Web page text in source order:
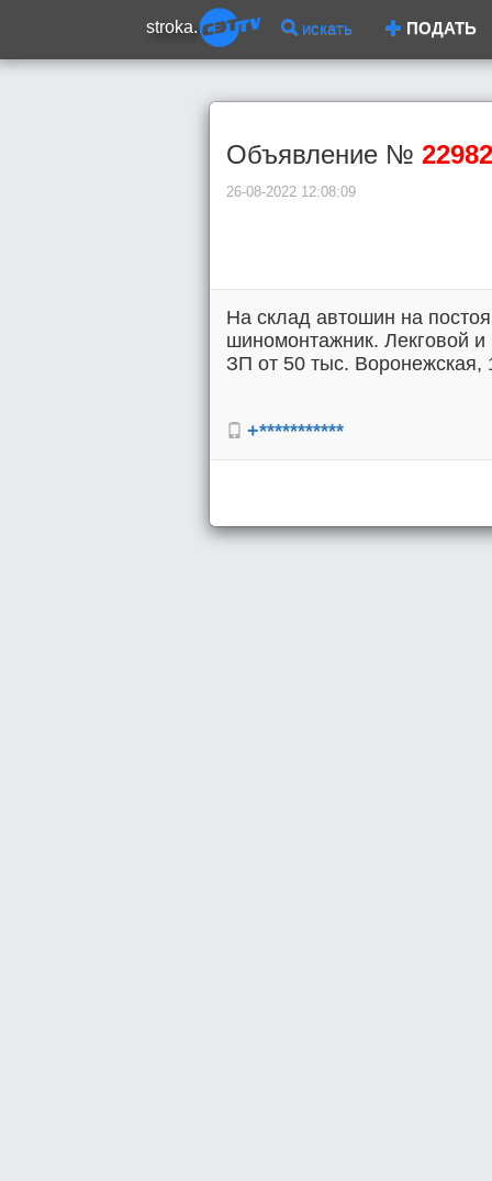
stroka. искать ПОДАТЬ
Объявление № 22982
26-08-2022 12:08:09
На склад автошин на
шиномонтажник. Лекговой
ЗП от 50 тыс. Воронежская,
+***********